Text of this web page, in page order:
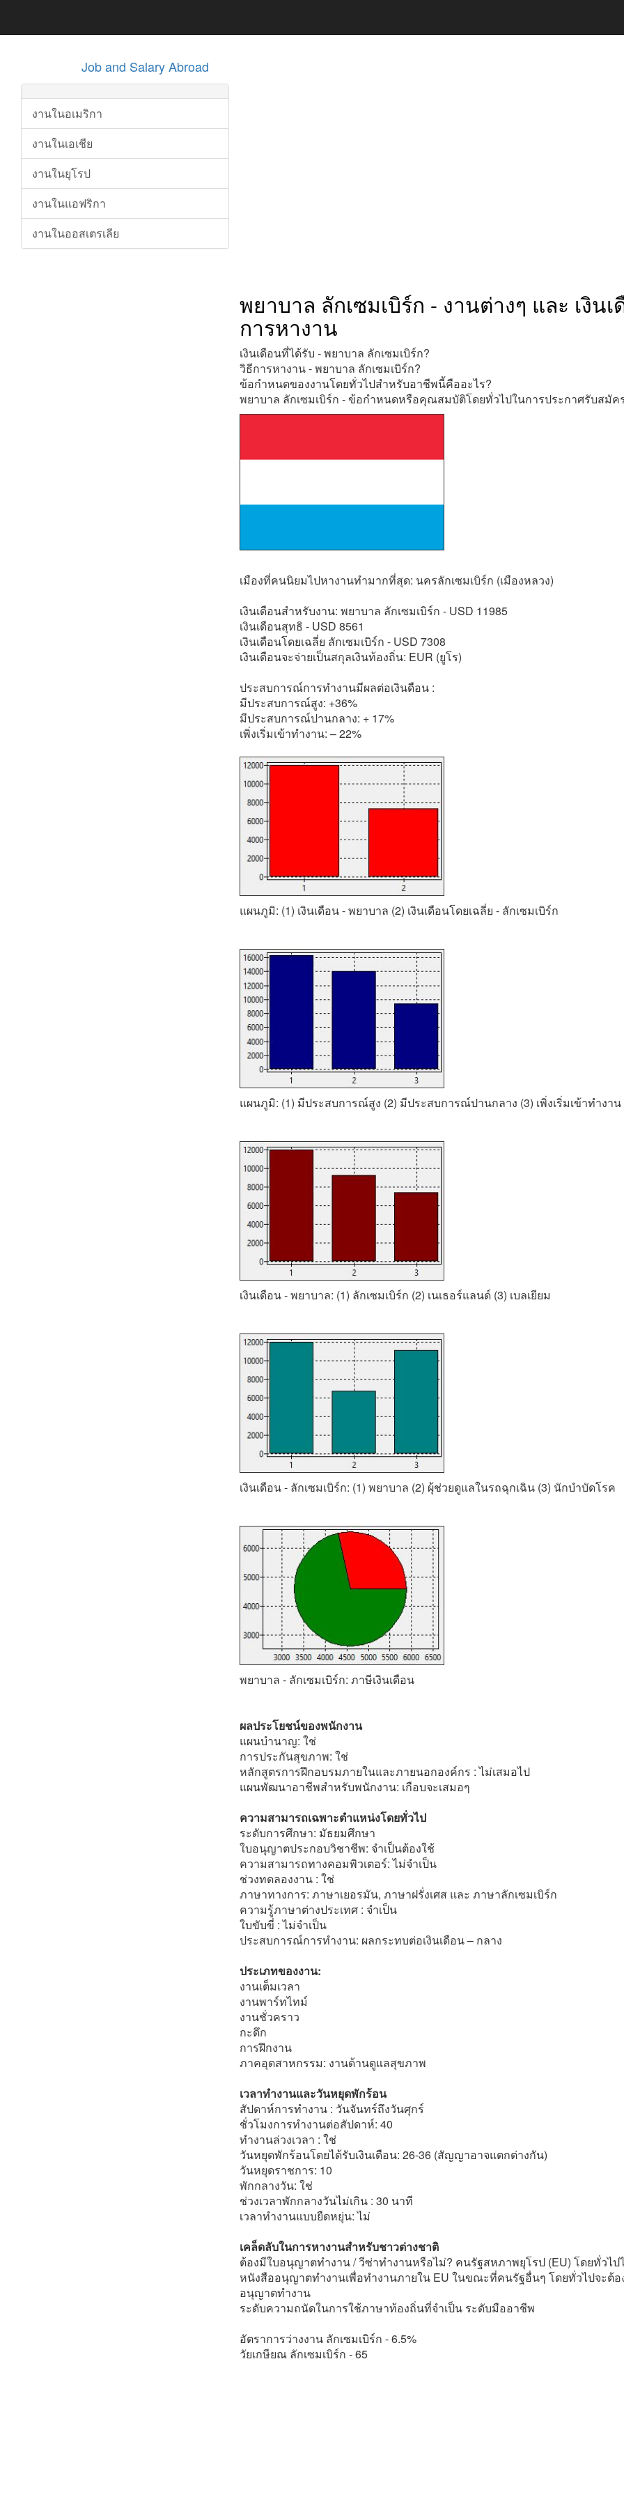
Job and Salary Abroad
งานในอเมริกา
งานในเอเชีย
งานในยุโรป
งานในแอฟริกา
งานในออสเตรเลีย
พยาบาล ลักเซมเบิร์ก - งานต่างๆ และ เงิน
การหางาน
เงินเดือนที่ได้รับ - พยาบาล ลักเซมเบิร์ก?
วิธีการหางาน - พยาบาล ลักเซมเบิร์ก?
ข้อกำหนดของงานโดยทั่วไปสำหรับอาชีพนี้คืออะไร?
พยาบาล ลักเซมเบิร์ก - ข้อกำหนดหรือคุณสมบัติโดยทั่วไปในการประกาศรับสมัค
เมืองที่คนนิยมไปหางานทำมากที่สุด: นครลักเซมเบิร์ก (เมืองหลวง)
เงินเดือนสำหรับงาน: พยาบาล ลักเซมเบิร์ก - USD 11985
เงินเดือนสุทธิ - USD 8561
เงินเดือนโดยเฉลี่ย ลักเซมเบิร์ก - USD 7308
เงินเดือนจะจ่ายเป็นสกุลเงินท้องถิ่น: EUR (ยูโร)
ประสบการณ์การทำงานมีผลต่อเงินดือน :
มีประสบการณ์สูง: +36%
มีประสบการณ์ปานกลาง: + 17%
เพิ่งเริ่มเข้าทำงาน: – 22%
แผนภูมิ: (1) เงินเดือน - พยาบาล (2) เงินเดือนโดยเฉลี่ย - ลักเซมเบิร์ก
แผนภูมิ: (1) มีประสบการณ์สูง (2) มีประสบการณ์ปานกลาง (3) เพิ่งเริ่มเข้าทำงาน
เงินเดือน - พยาบาล: (1) ลักเซมเบิร์ก (2) เนเธอร์แลนด์ (3) เบลเยียม
เงินเดือน - ลักเซมเบิร์ก: (1) พยาบาล (2) ผุ้ช่วยดูแลในรถฉุกเฉิน (3) นักบำบัดโรค
พยาบาล - ลักเซมเบิร์ก: ภาษีเงินเดือน
ผลประโยชน์ของพนักงาน
แผนบำนาญ: ใช่
การประกันสุขภาพ: ใช่
หลักสูตรการฝึกอบรมภายในและภายนอกองค์กร : ไม่เสมอไป
แผนพัฒนาอาชีพสำหรับพนักงาน: เกือบจะเสมอๆ
ความสามารถเฉพาะตำแหน่งโดยทั่วไป
ระดับการศึกษา: มัธยมศึกษา
ใบอนุญาตประกอบวิชาชีพ: จำเป็นต้องใช้
ความสามารถทางคอมพิวเตอร์: ไม่จำเป็น
ช่วงทดลองงาน : ใช่
ภาษาทางการ: ภาษาเยอรมัน, ภาษาฝรั่งเศส และ ภาษาลักเซมเบิร์ก
ความรู้ภาษาต่างประเทศ : จำเป็น
ใบขับขี่ : ไม่จำเป็น
ประสบการณ์การทำงาน: ผลกระทบต่อเงินเดือน – กลาง
ประเภทของงาน:
งานเต็มเวลา
งานพาร์ทไทม์
งานชั่วคราว
กะดึก
การฝึกงาน
ภาคอุตสาหกรรม: งานด้านดูแลสุขภาพ
เวลาทำงานและวันหยุดพักร้อน
สัปดาห์การทำงาน : วันจันทร์ถึงวันศุกร์
ชั่วโมงการทำงานต่อสัปดาห์: 40
ทำงานล่วงเวลา : ใช่
วันหยุดพักร้อนโดยได้รับเงินเดือน: 26-36 (สัญญาอาจแตกต่างกัน)
วันหยุดราชการ: 10
พักกลางวัน: ใช่
ช่วงเวลาพักกลางวันไม่เกิน : 30 นาที
เวลาทำงานแบบยืดหยุ่น: ไม่
เคล็ดลับในการหางานสำหรับชาวต่างชาติ
ต้องมีใบอนุญาตทำงาน / วีซ่าทำงานหรือไม่? คนรัฐสหภาพยุโรป (EU) โดยทั่วไป
หนังสืออนุญาตทำงานเพื่อทำงานภายใน EU ในขณะที่คนรัฐอื่นๆ โดยทั่วไปจะต้
อนุญาตทำงาน
ระดับความถนัดในการใช้ภาษาท้องถิ่นที่จำเป็น ระดับมืออาชีพ
อัตราการว่างงาน ลักเซมเบิร์ก - 6.5%
วัยเกษียณ ลักเซมเบิร์ก - 65